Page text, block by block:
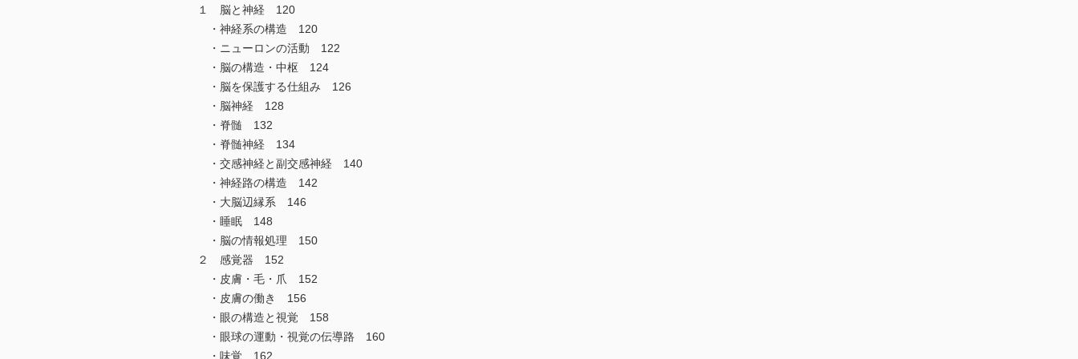
１ 脳と神経 120
・神経系の構造 120
・ニューロンの活動 122
・脳の構造・中枢 124
・脳を保護する仕組み 126
・脳神経 128
・脊髄 132
・脊髄神経 134
・交感神経と副交感神経 140
・神経路の構造 142
・大脳辺縁系 146
・睡眠 148
・脳の情報処理 150
２ 感覚器 152
・皮膚・毛・爪 152
・皮膚の働き 156
・眼の構造と視覚 158
・眼球の運動・視覚の伝導路 160
・味覚 162